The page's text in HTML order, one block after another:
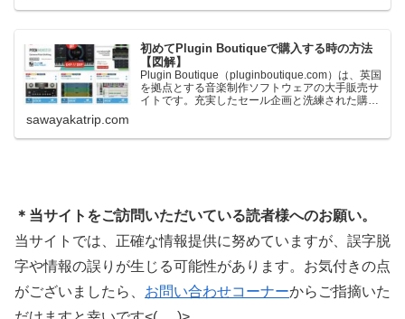
ます。＊無料配布終了予定日：日本時間：
初めてPlugin Boutiqueで購入する時の方法
【図解】
Plugin Boutique（pluginboutique.com）は、英国
を拠点とする音楽制作ソフトウェアの大手販売サ
イトです。充実したセール企画と洗練された購入
に知っておきたいこと価格表示に…
sawayakatrip.com
＊当サイトをご訪問いただいている読者様へのお願い。
当サイトでは、正確な情報提供に努めていますが、誤字脱
字や情報の誤りが生じる可能性があります。お気付きの点
がございましたら、 お問い合わせコーナーからご指摘いた